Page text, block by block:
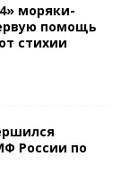
моряки-
помощь
стихии
России по